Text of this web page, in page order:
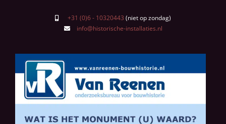
+31 (0)6 - 10320443
info@historische-installaties.nl